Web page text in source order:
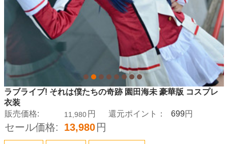
ラブライブ! それは僕たちの奇跡 園田海未 豪華版 コスプレ
衣装
販売価格:
11,980 円 還元ポイント： 699円
セール価格: 13,980 円